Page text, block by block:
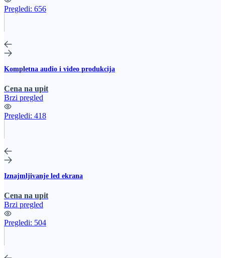
Pregledi: 656
Kompletna audio i video produkcija
Cena na upit
Brzi pregled
Pregledi: 418
Iznajmljivanje led ekrana
Cena na upit
Brzi pregled
Pregledi: 504